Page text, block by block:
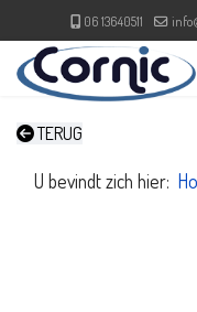
06 13640511
TERUG
U bevindt zich hier: